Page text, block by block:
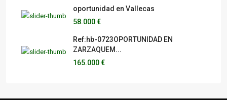
oportunidad en Vallecas
58.000 €
Ref:hb-0723OPORTUNIDAD EN
ZARZAQUEM...
165.000 €